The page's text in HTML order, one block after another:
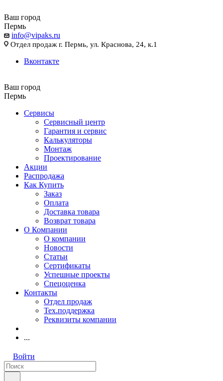
Ваш город
Пермь
info@vipaks.ru
Отдел продаж г. Пермь, ул. Краснова, 24, к.1
Вконтакте
Ваш город
Пермь
Сервисы
Сервисный центр
Гарантия и сервис
Калькуляторы
Монтаж
Проектирование
Акции
Распродажа
Как Купить
Заказ
Оплата
Доставка товара
Возврат товара
О Компании
О компании
Новости
Статьи
Сертификаты
Успешные проекты
Спецоценка
Контакты
Отдел продаж
Тех.поддержка
Реквизиты компании
...
Войти